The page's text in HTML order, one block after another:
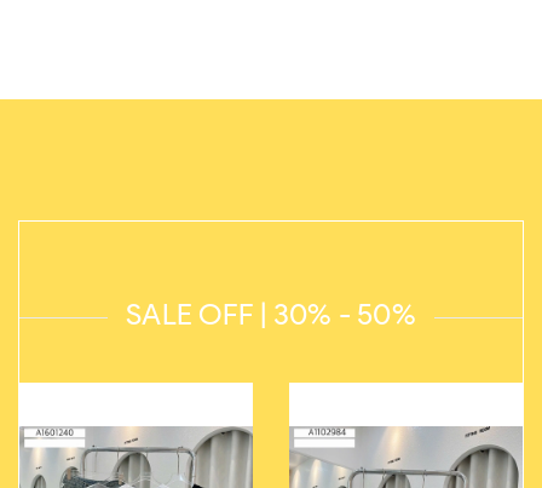
SALE OFF | 30% - 50%